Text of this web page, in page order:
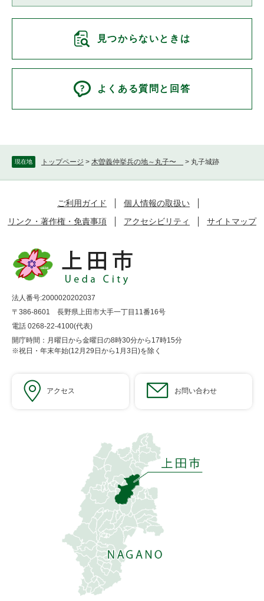
現在地 トップページ > 木曽義仲挙兵の地～丸子〜 > 丸子城跡
見つからないときは
よくある質問と回答
ご利用ガイド
個人情報の取扱い
リンク・著作権・免責事項
アクセシビリティ サイトマップ
法人番号:2000020202037
〒386-8601 長野県上田市大手一丁目11番16号
電話 0268-22-4100(代表)
開庁時間：月曜日から金曜日の8時30分から17時15分
※祝日・年末年始(12月29日から1月3日)を除く
アクセス お問い合わせ